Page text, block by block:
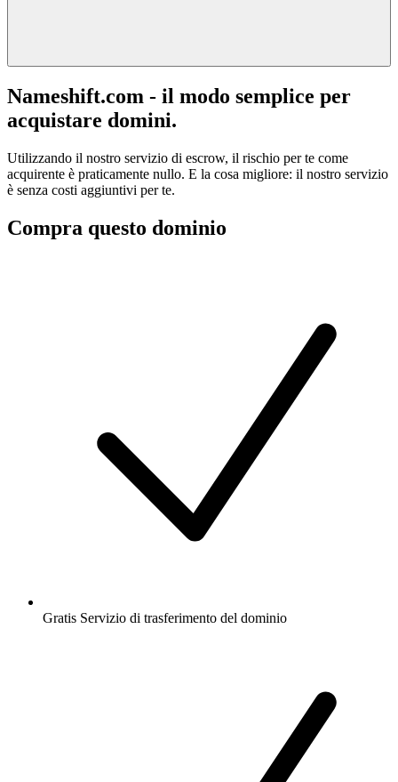
Nameshift.com - il modo semplice per
acquistare domini.
Utilizzando il nostro servizio di escrow, il rischio per te come
acquirente è praticamente nullo. E la cosa migliore: il nostro servizio
è senza costi aggiuntivi per te.
Compra questo dominio
Gratis Servizio di trasferimento del dominio